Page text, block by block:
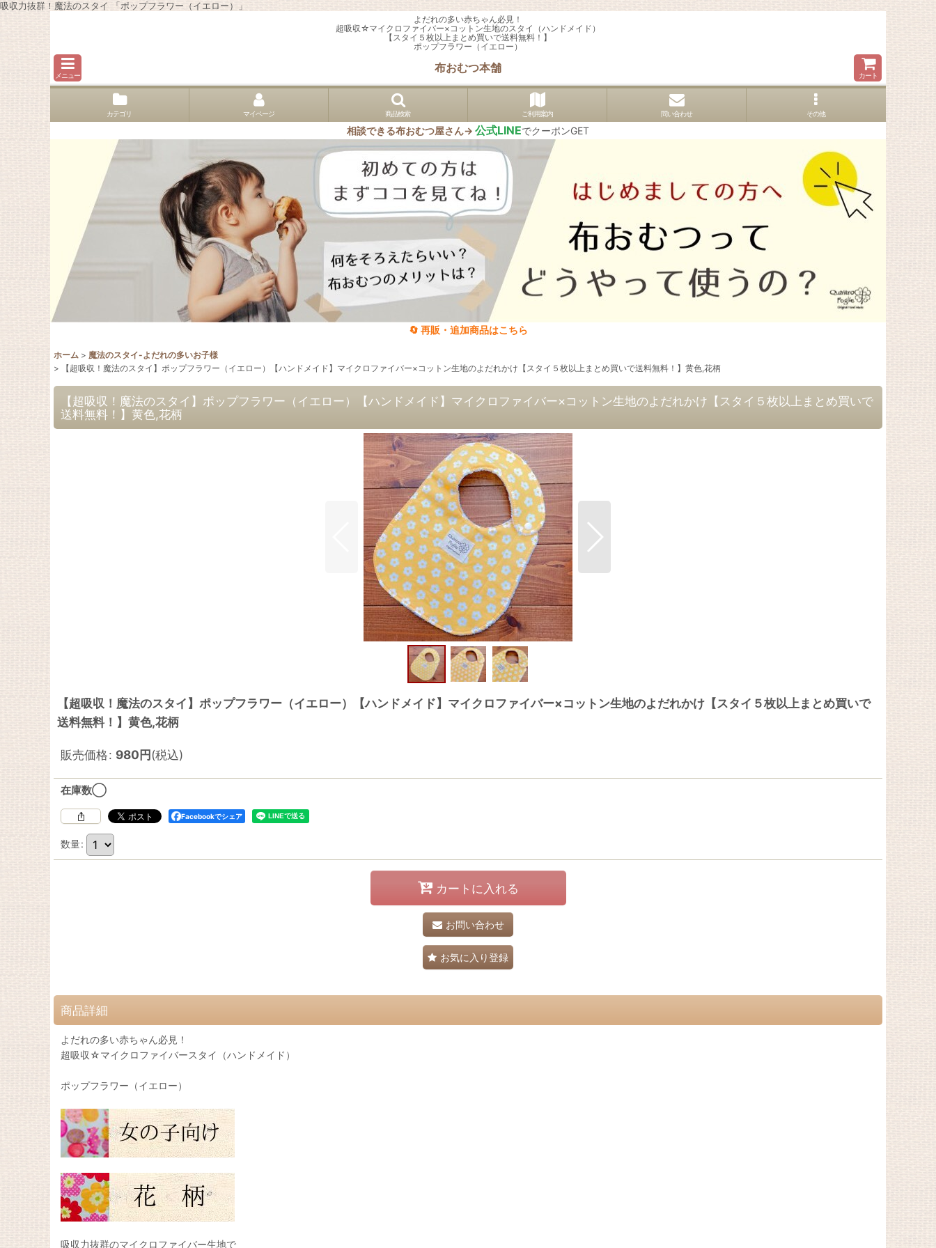
吸収力抜群！魔法のスタイ 「ポップフラワー（イエロー）」
よだれの多い赤ちゃん必見！
超吸収☆マイクロファイバー×コットン生地のスタイ（ハンドメイド）
【スタイ５枚以上まとめ買いで送料無料！】
ポップフラワー（イエロー）
メニュー
布おむつ本舗
カート
カテゴリ マイページ 商品検索 ご利用案内 問い合わせ その他
相談できる布おむつ屋さん→ 公式LINEでクーポンGET
🔄 再販・追加商品はこちら
ホーム > 魔法のスタイ-よだれの多いお子様
>
【超吸収！魔法のスタイ】ポップフラワー（イエロー）【ハンドメイド】マイクロファイバー×コットン生地のよだれかけ【スタイ５枚以上まとめ買いで送料無料！】黄色,花柄
【超吸収！魔法のスタイ】ポップフラワー（イエロー）【ハンドメイド】マイクロファイバー×コットン生地のよだれかけ【スタイ５枚以上まとめ買いで
送料無料！】黄色,花柄
【超吸収！魔法のスタイ】ポップフラワー（イエロー）【ハンドメイド】マイクロファイバー×コットン生地のよだれかけ【スタイ５枚以上まとめ買いで
送料無料！】黄色,花柄
販売価格: 980円(税込)
在庫数◯
Facebookでシェア
数量:
カートに入れる
お問い合わせ
お気に入り登録
商品詳細
よだれの多い赤ちゃん必見！
超吸収☆マイクロファイバースタイ（ハンドメイド）
ポップフラワー（イエロー）
吸収力抜群のマイクロファイバー生地で